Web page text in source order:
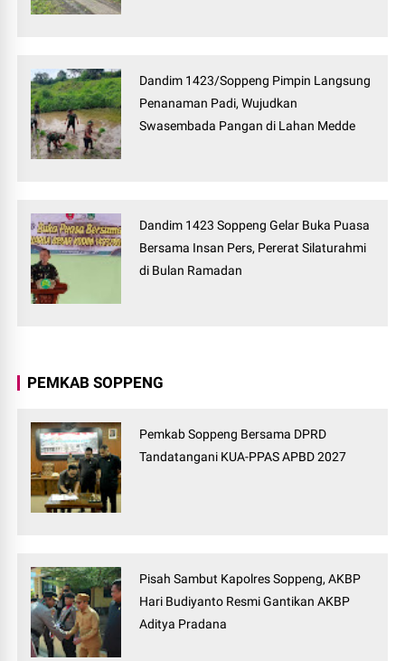
Dandim 1423/Soppeng Pimpin Langsung
Penanaman Padi, Wujudkan
Swasembada Pangan di Lahan Medde
Dandim 1423 Soppeng Gelar Buka Puasa
Bersama Insan Pers, Pererat Silaturahmi
di Bulan Ramadan
PEMKAB SOPPENG
Pemkab Soppeng Bersama DPRD
Tandatangani KUA-PPAS APBD 2027
Pisah Sambut Kapolres Soppeng, AKBP
Hari Budiyanto Resmi Gantikan AKBP
Aditya Pradana